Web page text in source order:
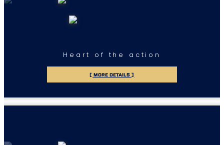
Heart of the action
[ MORE DETAILS ]